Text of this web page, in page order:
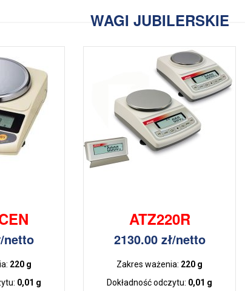
WAGI JUBILERSKIE
netto
220 g
0,01 g
ATZ220R
2130.00 zł/netto
Zakres ważenia: 220 g
Dokładność odczytu: 0,01 g